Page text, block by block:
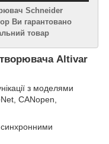
Schneider
Ви гарантовано
товар
Altivar
з моделями
CANopen,